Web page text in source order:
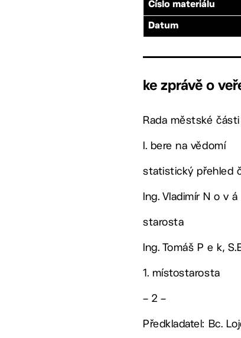
Číslo materiálu
Datum
ke zprávě o
Rada městské části
I. bere na vědomí
statistický přehled
Ing. Vladimír N o v á
starosta
Ing. Tomáš P e k,
1. místostarosta
– 2 –
Předkladatel: Bc.